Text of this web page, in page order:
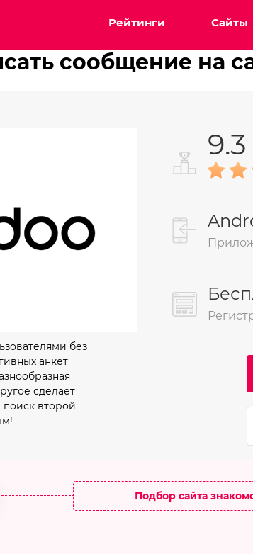
Рейтинги Сайты
сообщение на
без
анкет
сделает
второй
9.3
Подбор сайта